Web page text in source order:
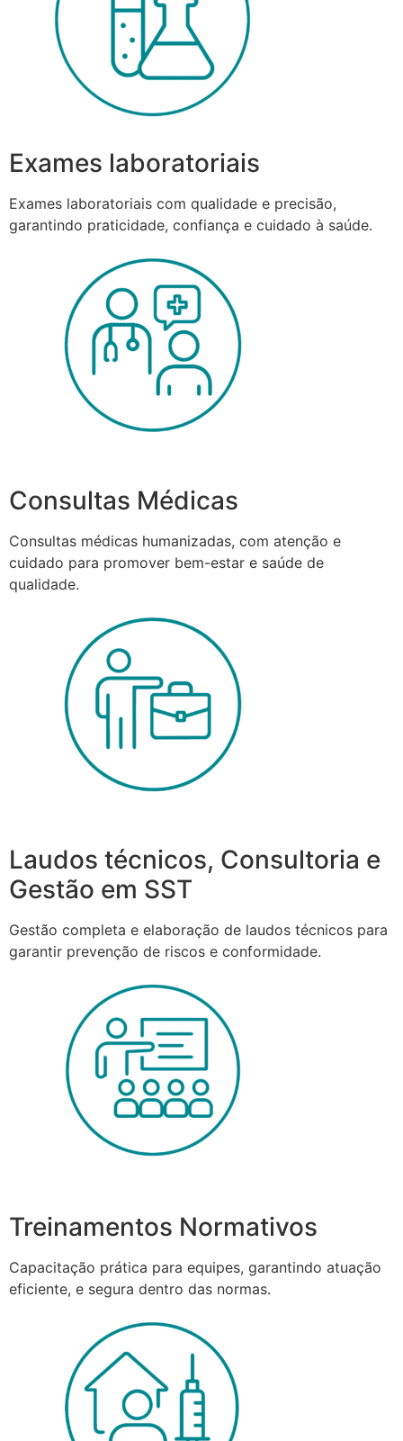
Exames laboratoriais
Exames laboratoriais com qualidade e precisão,
garantindo praticidade, confiança e cuidado à saúde.
Consultas Médicas
Consultas médicas humanizadas, com atenção e
cuidado para promover bem-estar e saúde de
qualidade.
Laudos técnicos, Consultoria e
Gestão em SST
Gestão completa e elaboração de laudos técnicos para
garantir prevenção de riscos e conformidade.
Treinamentos Normativos
Capacitação prática para equipes, garantindo atuação
eficiente, e segura dentro das normas.